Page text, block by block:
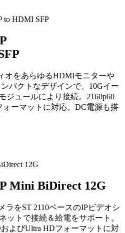
オをあらゆるHDMIモニターや
パクトなデザインで、10Gイー
ジュールにより接続。2160p60
ォーマットに対応。DC電源も搭
Mini BiDirect 12G
ラをST 2110ベースのIPビデオシ
ットで接続＆給電をサポート。
よびUltra HDフォーマットに対